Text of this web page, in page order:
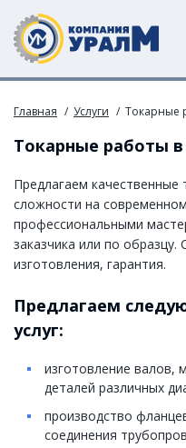
Главная Услуги Токарные
Токарные работы
Предлагаем качественные
сложности на
профессиональными
заказчика или по
изготовления, гарантия.
Предлагаем
услуг:
изготовление валов,
деталей различных
производство
соединения